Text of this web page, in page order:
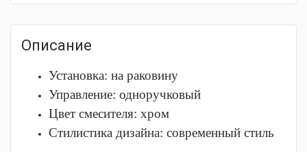
Описание
Установка: на раковину
Управление: одноручковый
Цвет смесителя: хром
Стилистика дизайна: современный стиль